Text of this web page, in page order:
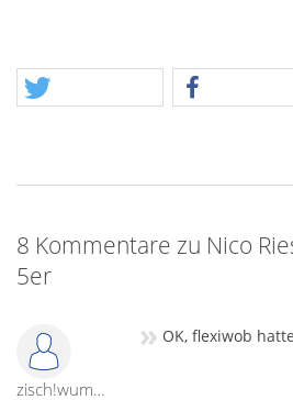
8 Kommentare zu Nico
5er
zisch!wumm!peng!
» OK, flexiwob